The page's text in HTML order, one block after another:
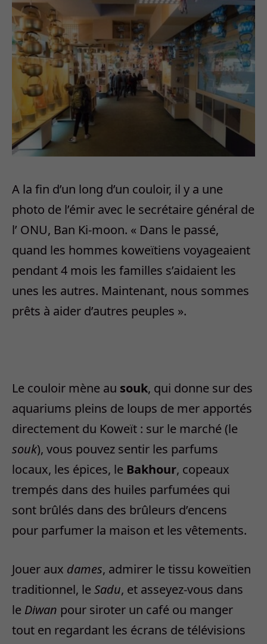
A la fin d’un long d’un couloir, il y a une
photo de l’émir avec le secrétaire général de
l’ ONU, Ban Ki-moon. « Dans le passé,
quand les hommes koweïtiens voyageaient
pendant 4 mois les familles s’aidaient les
unes les autres. Maintenant, nous sommes
prêts à aider d’autres peuples ».
Le couloir mène au souk, qui donne sur des
aquariums pleins de loups de mer apportés
directement du Koweït : sur le marché (le
souk), vous pouvez sentir les parfums
locaux, les épices, le Bakhour, copeaux
trempés dans des huiles parfumées qui
sont brûlés dans des brûleurs d’encens
pour parfumer la maison et les vêtements.
Jouer aux dames, admirer le tissu koweïtien
traditionnel, leSadu, et asseyez-vous dans
le Diwan pour siroter un café ou manger
tout en regardant les écrans de télévisions